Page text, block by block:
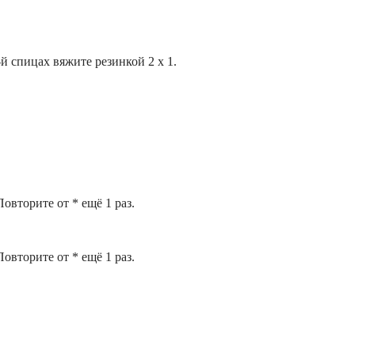
спицах вяжите резинкой 2 х 1.
от * ещё 1 раз.
от * ещё 1 раз.